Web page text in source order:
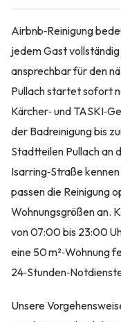
Airbnb‑Reinigung
jedem Gast
ansprechbar für den
Pullach startet sofort
Kärcher‑ und
der Badreinigung bis
Stadtteilen Pullach an
Isarring‑Straße
passen die Reinigung
Wohnungsgrößen an.
von 07:00 bis 23:00
eine 50 m²‑Wohnung
Unsere